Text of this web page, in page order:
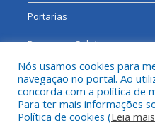
Portarias
Processos Seletivos
Todos os direitos reservados
do
Nós usamos cookies para
navegação no portal. Ao
concorda com a política de
Para ter mais informações
Política de cookies (Leia mais